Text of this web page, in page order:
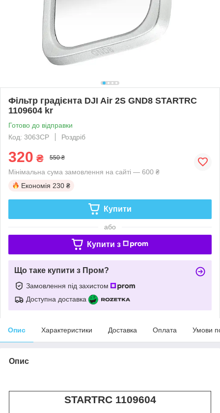
Фільтр градієнта DJI Air 2S GND8 STARTRC
1109604 kr
Готово до відправки
Код: 3063CP
Роздріб
320 ₴ 550 ₴
Мінімальна сума замовлення на сайті — 600 ₴
Економія 230 ₴
Купити
або
Купити з
Що таке купити з Пром?
Замовлення під захистом
Доступна доставка
Опис Характеристики Доставка Оплата Умови
Опис
STARTRC 1109604